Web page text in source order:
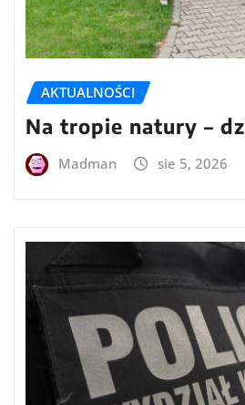
AKTUALNOŚCI
Na tropie natury –
Madman sie 5, 2026